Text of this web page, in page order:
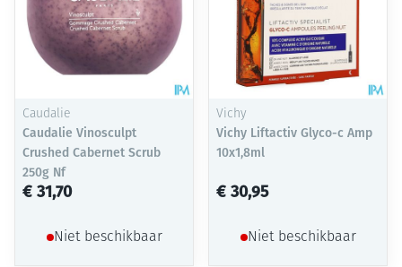
Caudalie
Caudalie Vinosculpt
Crushed Cabernet Scrub
250g Nf
€ 31,70
Niet beschikbaar
Vichy
Vichy Liftactiv Glyco-c Amp
10x1,8ml
€ 30,95
Niet beschikbaar